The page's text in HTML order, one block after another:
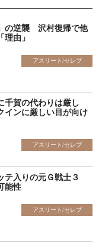
の逆襲 沢村復帰で他
由」
アスリート/セレブ
千賀の代わりは厳し
インに厳しい目が向け
アスリート/セレブ
入りの元Ｇ戦士３
能性
アスリート/セレブ